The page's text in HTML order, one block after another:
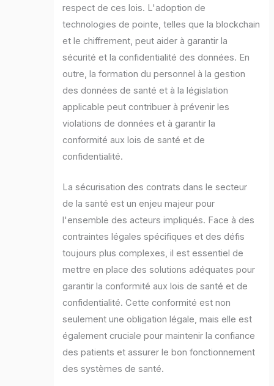
respect de ces lois. L'adoption de
technologies de pointe, telles que la blockchain
et le chiffrement, peut aider à garantir la
sécurité et la confidentialité des données. En
outre, la formation du personnel à la gestion
des données de santé et à la législation
applicable peut contribuer à prévenir les
violations de données et à garantir la
conformité aux lois de santé et de
confidentialité.
La sécurisation des contrats dans le secteur
de la santé est un enjeu majeur pour
l'ensemble des acteurs impliqués. Face à des
contraintes légales spécifiques et des défis
toujours plus complexes, il est essentiel de
mettre en place des solutions adéquates pour
garantir la conformité aux lois de santé et de
confidentialité. Cette conformité est non
seulement une obligation légale, mais elle est
également cruciale pour maintenir la confiance
des patients et assurer le bon fonctionnement
des systèmes de santé.